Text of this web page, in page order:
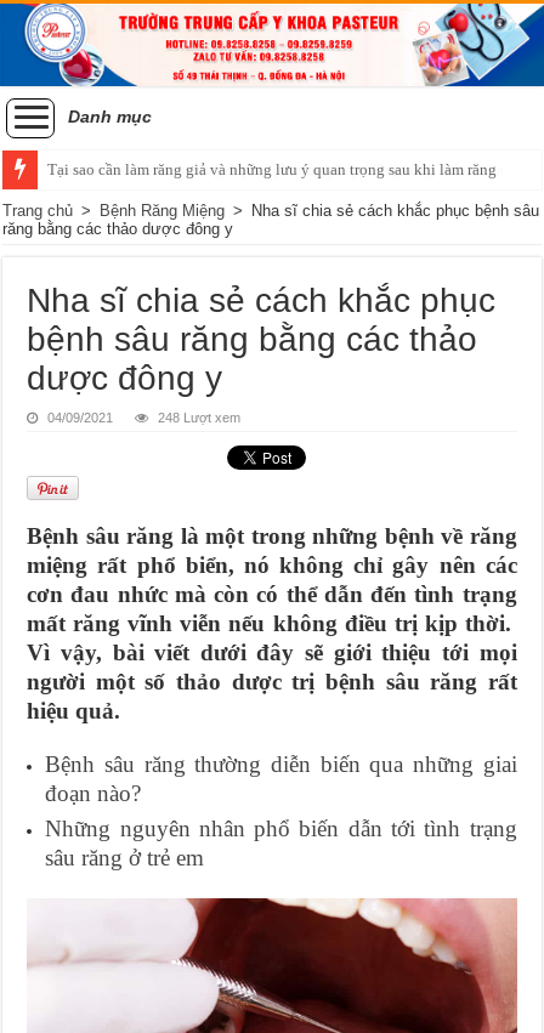
Danh mục
Tại sao cần làm răng giả và những lưu ý quan trọng sau khi làm răng
Tiêu chí của một hàm răng đẹp và phương pháp niềng răng chỉnh nha
Trang chủ > Bệnh Răng Miệng > Nha sĩ chia sẻ cách khắc phục bệnh sâu
răng bằng các thảo dược đông y
Nha sĩ chia sẻ cách khắc phục
bệnh sâu răng bằng các thảo
dược đông y
04/09/2021 248 Lượt xem
Bệnh sâu răng là một trong những bệnh về răng
miệng rất phổ biển, nó không chỉ gây nên các
cơn đau nhức mà còn có thể dẫn đến tình trạng
mất răng vĩnh viễn nếu không điều trị kịp thời.
Vì vậy, bài viết dưới đây sẽ giới thiệu tới mọi
người một số thảo dược trị bệnh sâu răng rất
hiệu quả.
Bệnh sâu răng thường diễn biến qua những giai
đoạn nào?
Những nguyên nhân phổ biến dẫn tới tình trạng
sâu răng ở trẻ em